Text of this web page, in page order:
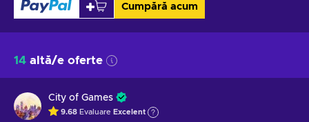
Cumpără acum
14 altă/e oferte
City of Games
9.68 Evaluare Excelent